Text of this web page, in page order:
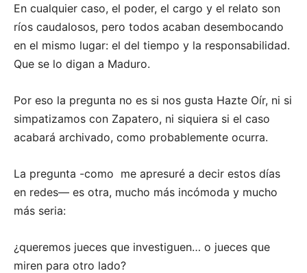
En cualquier caso, el poder, el cargo y el relato son
ríos caudalosos, pero todos acaban desembocando
en el mismo lugar: el del tiempo y la responsabilidad.
Que se lo digan a Maduro.
Por eso la pregunta no es si nos gusta Hazte Oír, ni si
simpatizamos con Zapatero, ni siquiera si el caso
acabará archivado, como probablemente ocurra.
La pregunta -como me apresuré a decir estos días
en redes— es otra, mucho más incómoda y mucho
más seria:
¿queremos jueces que investiguen… o jueces que
miren para otro lado?